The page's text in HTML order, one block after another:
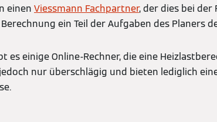
einen Viessmann Fachpartner, der dies bei der
ein Teil der Aufgaben des Planers
es einige Online-Rechner, die eine
nur überschlägig und bieten lediglich